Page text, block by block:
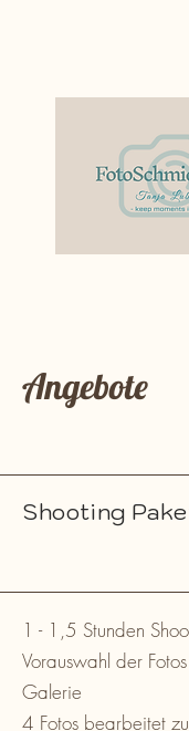
Angebote
Shooting
1 - 1,5 Stunden
Vorauswahl der
Galerie
4 Fotos bearbeitet